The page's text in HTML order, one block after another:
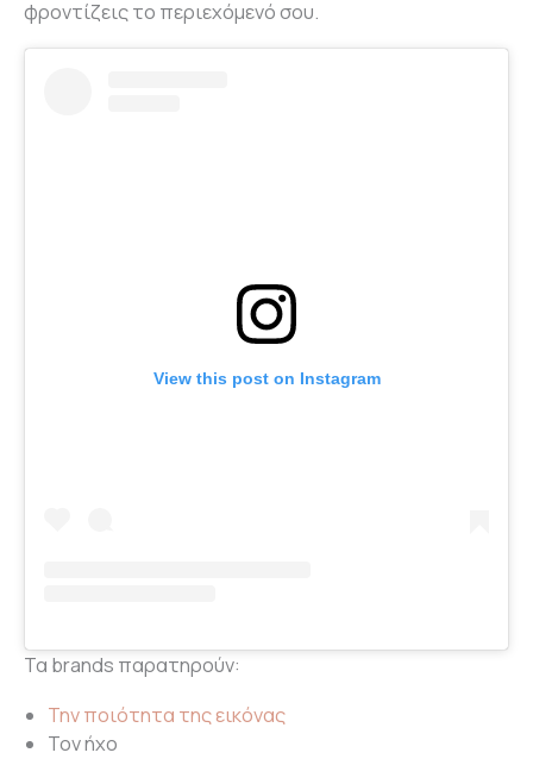
φροντίζεις το περιεχόμενό σου.
View this post on Instagram
Τα brands παρατηρούν:
Την ποιότητα της εικόνας
Τον ήχο